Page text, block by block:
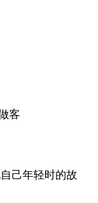
客
己年轻时的故